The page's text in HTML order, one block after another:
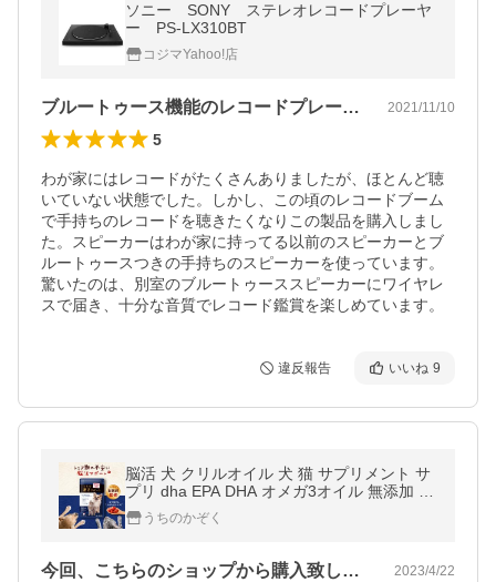
ソニー SONY ステレオレコードプレーヤ
ー PS-LX310BT
コジマYahoo!店
ブルートゥース機能のレコードプレーヤー 2021/11/10
5
わが家にはレコードがたくさんありましたが、ほとんど聴
いていない状態でした。しかし、この頃のレコードブーム
で手持ちのレコードを聴きたくなりこの製品を購入しまし
た。スピーカーはわが家に持ってる以前のスピーカーとブ
ルートゥースつきの手持ちのスピーカーを使っています。
驚いたのは、別室のブルートゥーススピーカーにワイヤレ
スで届き、十分な音質でレコード鑑賞を楽しめています。
違反報告 いいね 9
脳活 犬 クリルオイル 犬 猫 サプリメント サ
プリ dha EPA DHA オメガ3オイル 無添加 う
ちの脳活サポート うちのかぞく
うちのかぞく
今回、こちらのショップから購入致しまし… 2023/4/22